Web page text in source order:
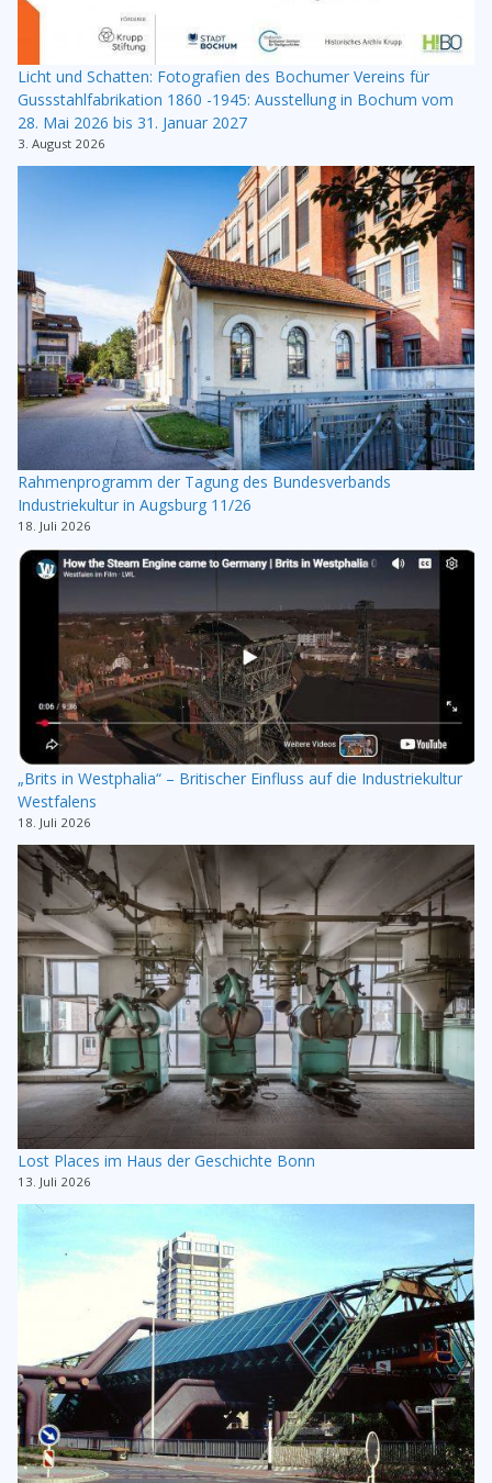
Licht und Schatten: Fotografien des Bochumer Vereins für
Gussstahlfabrikation 1860 -1945: Ausstellung in Bochum vom
28. Mai 2026 bis 31. Januar 2027
3. August 2026
Rahmenprogramm der Tagung des Bundesverbands
Industriekultur in Augsburg 11/26
18. Juli 2026
„Brits in Westphalia“ – Britischer Einfluss auf die Industriekultur
Westfalens
18. Juli 2026
Lost Places im Haus der Geschichte Bonn
13. Juli 2026